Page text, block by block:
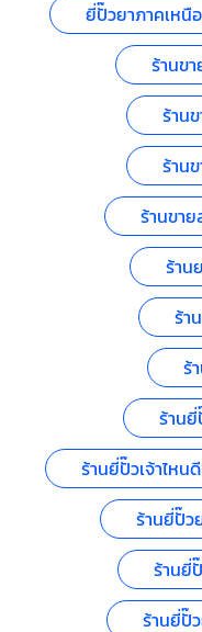
ยี่ปั๊วยาภาคเหนือ
ร้านข
ร้าน
ร้าน
ร้านขา
ร้าน
ร้า
ร้
ร้าน
ร้านยี่ปั๊วเจ้าไหนดี
ร้านยี่ปั๊ว
ร้านยี่
ร้านยี่ปั๊